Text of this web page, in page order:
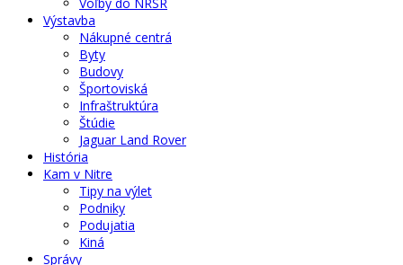
Výstavba
Nákupné centrá
Byty
Budovy
Športoviská
Infraštruktúra
Štúdie
Jaguar Land Rover
História
Kam v Nitre
Tipy na výlet
Podniky
Podujatia
Kiná
Správy